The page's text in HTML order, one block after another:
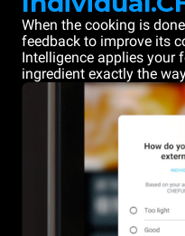
When the cooking is
feedback to improve its
Intelligence applies your
ingredient exactly the